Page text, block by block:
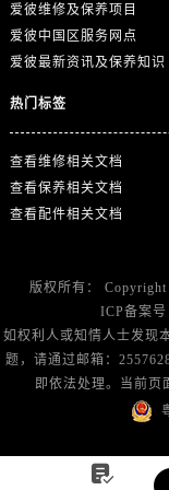
爱彼维修及保养项目
爱彼中国区服务网点
爱彼最新资讯及保养知识
热门标签
查看维修相关文档
查看保养相关文档
查看配件相关文档
版权所有： Copyright
ICP备案号
如权利人或知情人士发现
题，请通过邮箱：
即依法处理。当前页
